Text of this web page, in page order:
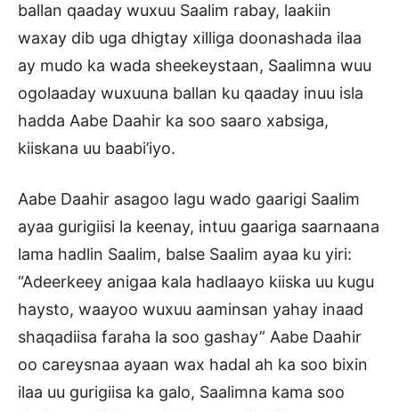
ballan qaaday wuxuu Saalim rabay, laakiin
waxay dib uga dhigtay xilliga doonashada ilaa
ay mudo ka wada sheekeystaan, Saalimna wuu
ogolaaday wuxuuna ballan ku qaaday inuu isla
hadda Aabe Daahir ka soo saaro xabsiga,
kiiskana uu baabi’iyo.
Aabe Daahir asagoo lagu wado gaarigi Saalim
ayaa gurigiisi la keenay, intuu gaariga saarnaana
lama hadlin Saalim, balse Saalim ayaa ku yiri:
“Adeerkeey anigaa kala hadlaayo kiiska uu kugu
haysto, waayoo wuxuu aaminsan yahay inaad
shaqadiisa faraha la soo gashay” Aabe Daahir
oo careysnaa ayaan wax hadal ah ka soo bixin
ilaa uu gurigiisa ka galo, Saalimna kama soo